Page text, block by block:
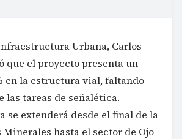
Urbana, Carlos
que el proyecto presenta un
en la estructura vial, faltando
tareas de señalética.
se extenderá desde el final de la
Minerales hasta el sector de Ojo